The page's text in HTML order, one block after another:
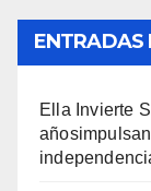
ENTRADAS
Ella Invierte